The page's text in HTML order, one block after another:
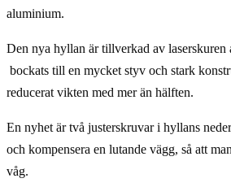
aluminium.
Den nya hyllan är tillverkad av laserskuren
bockats till en mycket styv och stark
reducerat vikten med mer än hälften.
En nyhet är två justerskruvar i hyllans
och kompensera en lutande vägg, så att
våg.